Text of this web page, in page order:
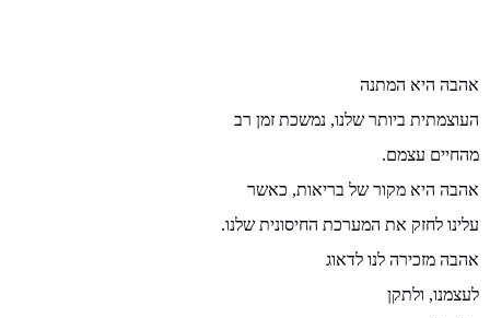
אהבה היא המתנה
העוצמתית ביותר שלנו, נמשכת זמן רב
מהחיים עצמם.
אהבה היא מקור של בריאות, כאשר
עלינו לחזק את המערכת החיסונית שלנו.
אהבה מזכירה לנו לדאוג
לעצמנו, ולתקן